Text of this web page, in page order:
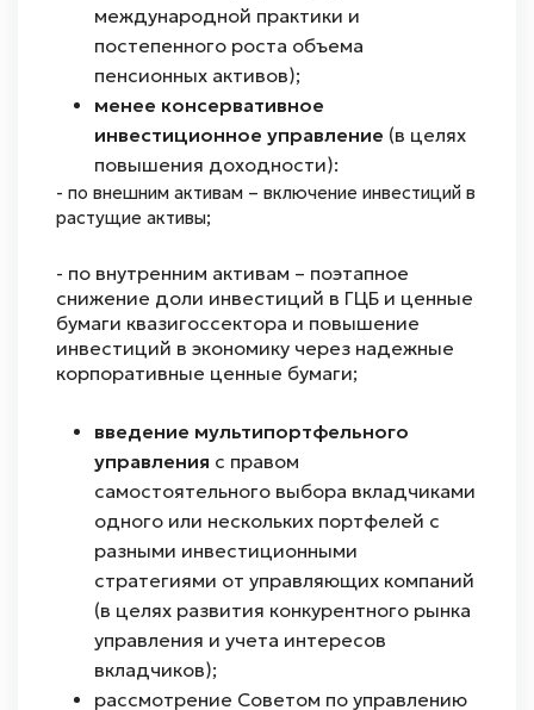
международной практики и
постепенного роста объема
пенсионных активов);
менее консервативное
инвестиционное управление (в целях
повышения доходности):
- по внешним активам – включение инвестиций в
растущие активы;
- по внутренним активам – поэтапное
снижение доли инвестиций в ГЦБ и ценные
бумаги квазигоссектора и повышение
инвестиций в экономику через надежные
корпоративные ценные бумаги;
введение мультипортфельного
управления с правом
самостоятельного выбора вкладчиками
одного или нескольких портфелей с
разными инвестиционными
стратегиями от управляющих компаний
(в целях развития конкурентного рынка
управления и учета интересов
вкладчиков);
рассмотрение Советом по управлению